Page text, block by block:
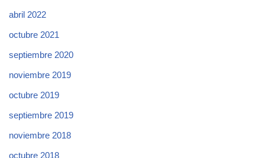
abril 2022
octubre 2021
septiembre 2020
noviembre 2019
octubre 2019
septiembre 2019
noviembre 2018
octubre 2018